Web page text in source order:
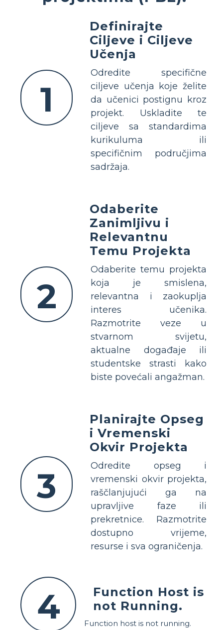
1
Definirajte
Ciljeve i Ciljeve
Učenja
Odredite specifične
ciljeve učenja koje želite
da učenici postignu kroz
projekt. Uskladite te
ciljeve sa standardima
kurikuluma ili
specifičnim područjima
sadržaja.
2
Odaberite
Zanimljivu i
Relevantnu
Temu Projekta
Odaberite temu projekta
koja je smislena,
relevantna i zaokuplja
interes učenika.
Razmotrite veze u
stvarnom svijetu,
aktualne događaje ili
studentske strasti kako
biste povećali angažman.
3
Planirajte Opseg
i Vremenski
Okvir Projekta
Odredite opseg i
vremenski okvir projekta,
raščlanjujući ga na
upravljive faze ili
prekretnice. Razmotrite
dostupno vrijeme,
resurse i sva ograničenja.
4
Function Host is
not Running.
Function host is not running.